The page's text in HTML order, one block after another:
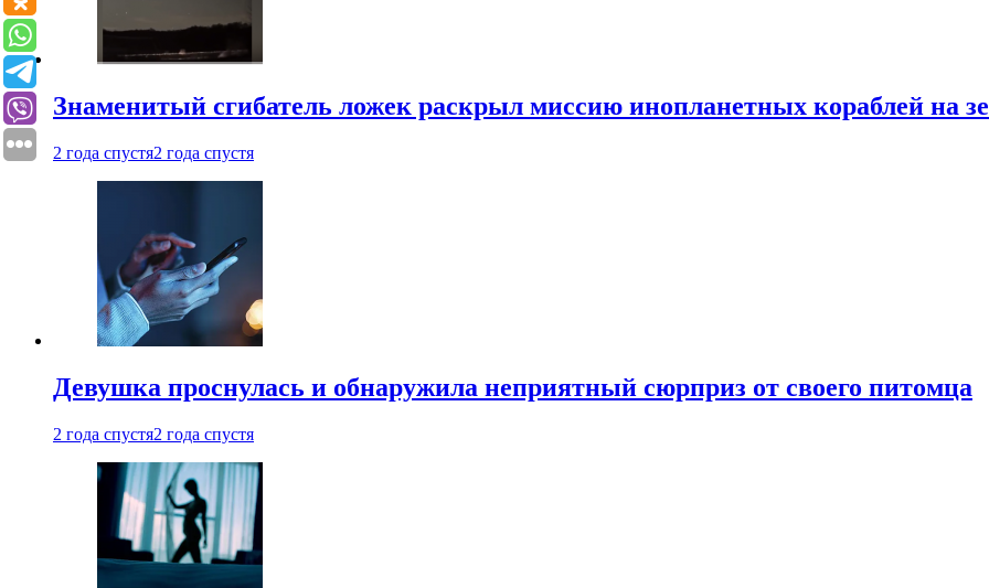
Знаменитый сгибатель ложек раскрыл миссию инопланетных кораблей на
2 года спустя2 года спустя
Девушка проснулась и обнаружила неприятный сюрприз от своего питомца
2 года спустя2 года спустя